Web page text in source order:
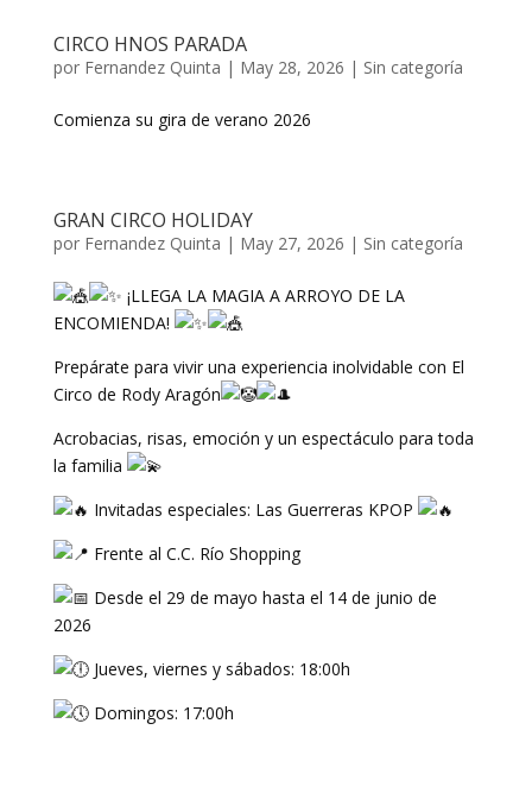
CIRCO HNOS PARADA
por Fernandez Quinta | May 28, 2026 | Sin categoría
Comienza su gira de verano 2026
GRAN CIRCO HOLIDAY
por Fernandez Quinta | May 27, 2026 | Sin categoría
¡LLEGA LA MAGIA A ARROYO DE LA
ENCOMIENDA!
Prepárate para vivir una experiencia inolvidable con El
Circo de Rody Aragón
Acrobacias, risas, emoción y un espectáculo para toda
la familia
Invitadas especiales: Las Guerreras KPOP
Frente al C.C. Río Shopping
Desde el 29 de mayo hasta el 14 de junio de
2026
Jueves, viernes y sábados: 18:00h
Domingos: 17:00h